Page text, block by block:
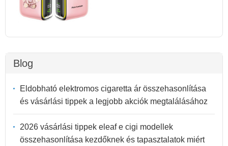
Blog
Eldobható elektromos cigaretta ár összehasonlítása
és vásárlási tippek a legjobb akciók megtalálásához
2026 vásárlási tippek eleaf e cigi modellek
összehasonlítása kezdőknek és tapasztalatok miért